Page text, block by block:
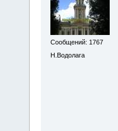
Сообщений: 1767
Н.Водолага